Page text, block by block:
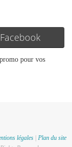
pour vos
légales
Plan du site